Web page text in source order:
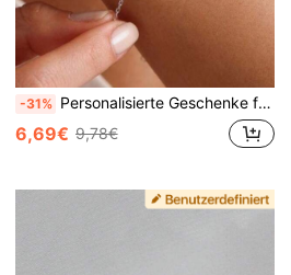
-31% Personalisierte Geschenke für Mama: Geburtsteinsstein-Armband, Familien-Geburtsteinsstein-Armband, minimalistisches Geburtsteinsstein-Armband, Muttertags-Armband
6,69€ 9,78€